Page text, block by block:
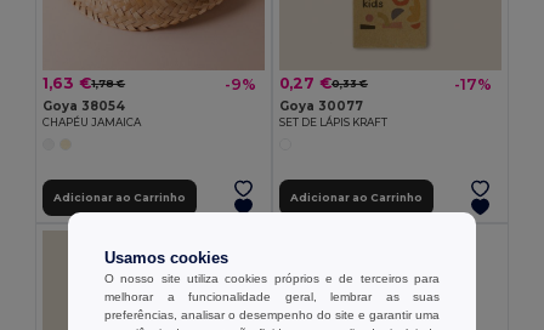
1,63 €1,78 € -9%
Goya 38054
CHAPÉU JAMAICA
Adicionar ao Carrinho
0,27 €0,33 € -17%
Goya 30077
SET DE LÁPIS KRAFT
Adicionar ao Carrinho
Usamos cookies
O nosso site utiliza cookies próprios e de terceiros para
melhorar a funcionalidade geral, lembrar as suas
preferências, analisar o desempenho do site e garantir uma